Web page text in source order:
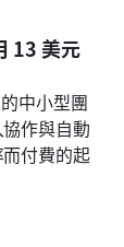
13 美元
中小型團
作與自動
付費的起